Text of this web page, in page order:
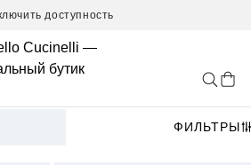
доступность
ФИЛЬТРЫ